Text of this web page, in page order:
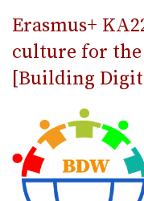
Erasmus+
culture for
[Building